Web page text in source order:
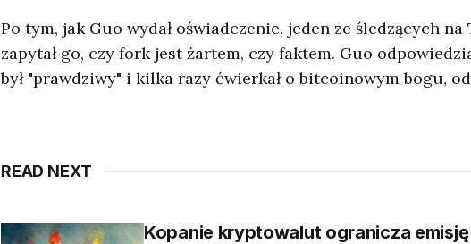
Po tym, jak Guo wydał oświadczenie, jeden ze śledzących
zapytał go, czy fork jest żartem, czy faktem. Guo
był "prawdziwy" i kilka razy ćwierkał o bitcoinowym bogu,
READ NEXT
Kopanie kryptowalut ogranicza